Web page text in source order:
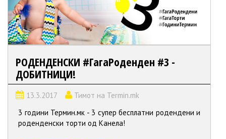
РОДЕНДЕНСКИ #ГагаРоденден #3 -
ДОБИТНИЦИ!
13.3.2017
Тимот на Termin.mk
3 години Термин.мк - 3 супер бесплатни родендени и
роденденски торти од Канела!